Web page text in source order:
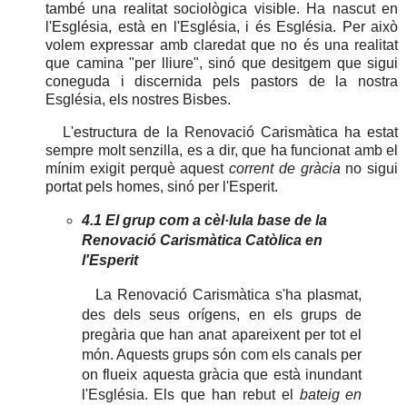
també una realitat sociològica visible. Ha nascut en
l'Església, està en l'Església, i és Església. Per això
volem expressar amb claredat que no és una realitat
que camina "per lliure", sinó que desitgem que sigui
coneguda i discernida pels pastors de la nostra
Església, els nostres Bisbes.
L'estructura de la Renovació Carismàtica ha estat
sempre molt senzilla, es a dir, que ha funcionat amb el
mínim exigit perquè aquest corrent de gràcia no sigui
portat pels homes, sinó per l'Esperit.
4.1 El grup com a cèl·lula base de la
Renovació Carismàtica Catòlica en
l'Esperit
La Renovació Carismàtica s'ha plasmat,
des dels seus orígens, en els grups de
pregària que han anat apareixent per tot el
món. Aquests grups són com els canals per
on flueix aquesta gràcia que està inundant
l'Església. Els que han rebut el bateig en